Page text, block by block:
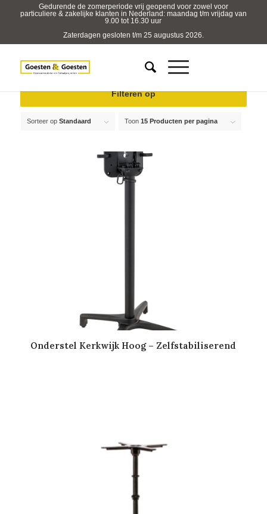
Gedurende de zomerperiode vrij geopend voor zowel voor
particuliere & zakelijke klanten in Nederland: maandag t/m vrijdag van
9.00 tot 16.30 uur
Zaterdagen gesloten t/m 25 augustus 2026.
Filteren op
Sorteer op Standaard Toon 15 Producten per pagina
Onderstel Kerkwijk Hoog – Zelfstabiliserend